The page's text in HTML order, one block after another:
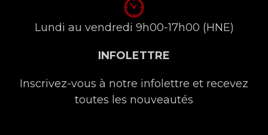
Lundi au vendredi 9h00-17h00 (HNE)
INFOLETTRE
Inscrivez-vous à notre infolettre et recevez
toutes les nouveautés